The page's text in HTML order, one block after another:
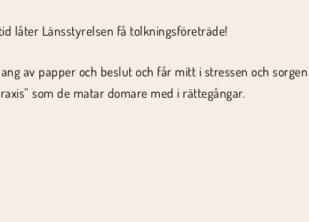
låter Länsstyrelsen få tolkningsföreträde!
av papper och beslut och får mitt i stressen och
som de matar domare med i rättegångar.